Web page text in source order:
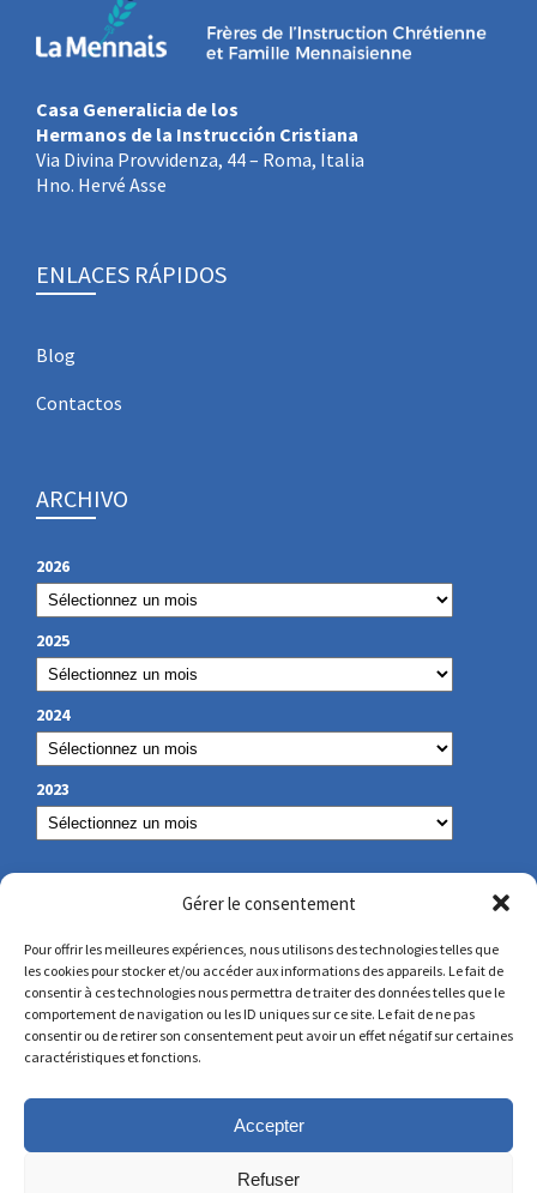
Gérer le consentement
Pour offrir les meilleures expériences, nous utilisons des technologies telles que
les cookies pour stocker et/ou accéder aux informations des appareils. Le fait de
consentir à ces technologies nous permettra de traiter des données telles que le
comportement de navigation ou les ID uniques sur ce site. Le fait de ne pas
consentir ou de retirer son consentement peut avoir un effet négatif sur certaines
caractéristiques et fonctions.
Accepter
Refuser
Casa Generalicia de los
Hermanos de la Instrucción Cristiana
Via Divina Provvidenza, 44 – Roma, Italia
Hno. Hervé Asse
ENLACES RÁPIDOS
Blog
Contactos
ARCHIVO
2026
2025
2024
2023
NUESTROS DATOS DE CONTACTO
secretariat@lamennais.org
protectionenfance@lamennais.org